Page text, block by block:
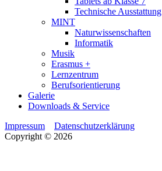
Technische Ausstattung
MINT
Naturwissenschaften
Informatik
Musik
Erasmus +
Lernzentrum
Berufsorientierung
Galerie
Downloads & Service
Impressum
Datenschutzerklärung
Copyright © 2026